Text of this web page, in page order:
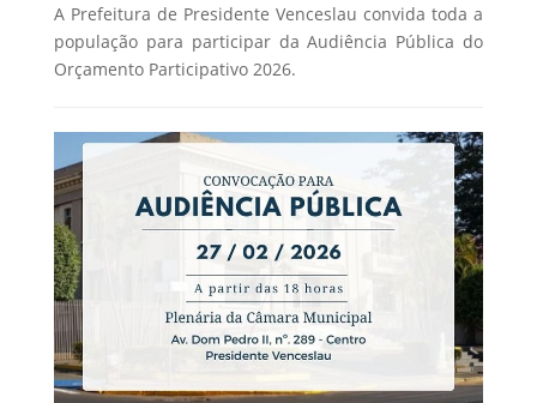
A Prefeitura de Presidente Venceslau convida toda a
população para participar da Audiência Pública do
Orçamento Participativo 2026.